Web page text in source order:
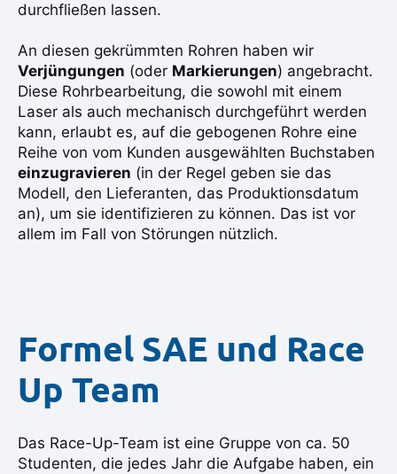
durchfließen lassen.
An diesen gekrümmten Rohren haben wir
Verjüngungen (oder Markierungen) angebracht.
Diese Rohrbearbeitung, die sowohl mit einem
Laser als auch mechanisch durchgeführt werden
kann, erlaubt es, auf die gebogenen Rohre eine
Reihe von vom Kunden ausgewählten Buchstaben
einzugravieren (in der Regel geben sie das
Modell, den Lieferanten, das Produktionsdatum
an), um sie identifizieren zu können. Das ist vor
allem im Fall von Störungen nützlich.
Formel SAE und Race
Up Team
Das Race-Up-Team ist eine Gruppe von ca. 50
Studenten, die jedes Jahr die Aufgabe haben, ein